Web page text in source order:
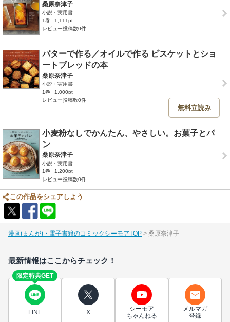
桑原奈津子
小説・実用書
1巻
1,111pt
レビュー投稿数0件
バターで作る／オイルで作る ビスケットとショ
ートブレッドの本
桑原奈津子
小説・実用書
1巻
1,000pt
レビュー投稿数0件
無料立読み
小麦粉なしでかんたん、やさしい。お菓子とパ
ン
桑原奈津子
小説・実用書
1巻
1,200pt
レビュー投稿数0件
この作品をシェアしよう
漫画(まんが)・電子書籍のコミックシーモアTOP 桑原奈津子
最新情報はここからチェック！
限定特典GET
LINE X
シーモア
ちゃんねる
メルマガ
登録